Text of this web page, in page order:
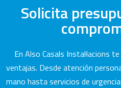
Solicita
En Also Casals Instal·lacions
ventajas. Desde atención
mano hasta servicios de